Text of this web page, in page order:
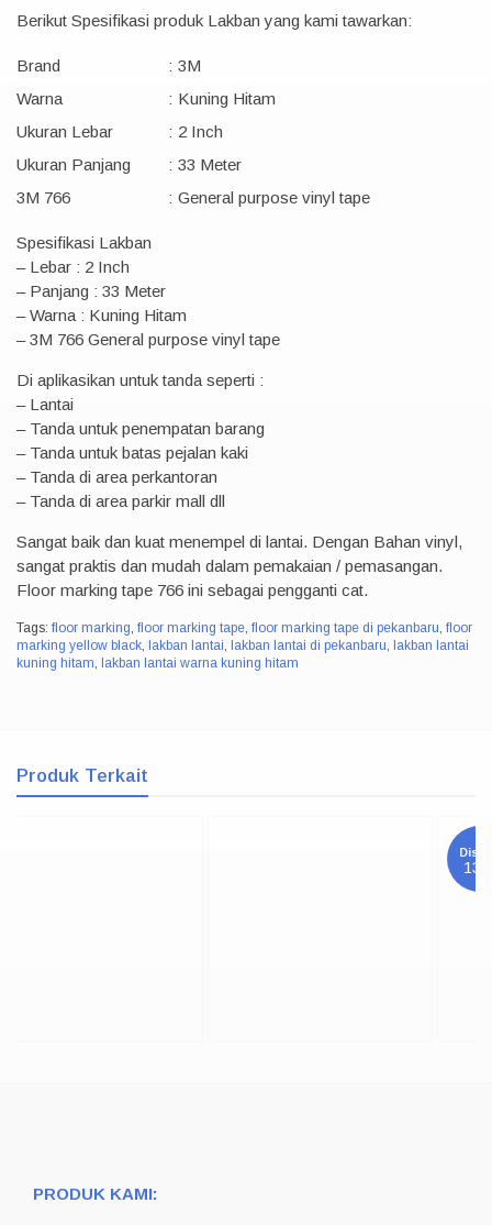
Berikut Spesifikasi produk Lakban yang kami tawarkan:
Brand : 3M
Warna
: Kuning Hitam
Ukuran Lebar
: 2 Inch
Ukuran Panjang
: 33 Meter
3M 766
: General purpose vinyl tape
Spesifikasi Lakban
– Lebar : 2 Inch
– Panjang : 33 Meter
– Warna : Kuning Hitam
– 3M 766 General purpose vinyl tape
Di aplikasikan untuk tanda seperti :
– Lantai
– Tanda untuk penempatan barang
– Tanda untuk batas pejalan kaki
– Tanda di area perkantoran
– Tanda di area parkir mall dll
Sangat baik dan kuat menempel di lantai. Dengan Bahan vinyl,
sangat praktis dan mudah dalam pemakaian / pemasangan.
Floor marking tape 766 ini sebagai pengganti cat.
Tags: floor marking, floor marking tape, floor marking tape di pekanbaru, floor
marking yellow black, lakban lantai, lakban lantai di pekanbaru, lakban lantai
kuning hitam, lakban lantai warna kuning hitam
Produk Terkait
PRODUK KAMI: